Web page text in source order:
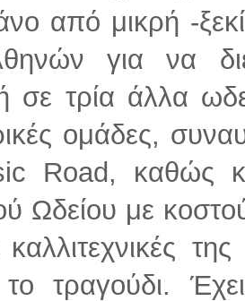
από μικρή -
για να
σε τρία άλλα
ομάδες,
Road, καθώς
Ωδείου με
καλλιτεχνικές
το τραγούδι.